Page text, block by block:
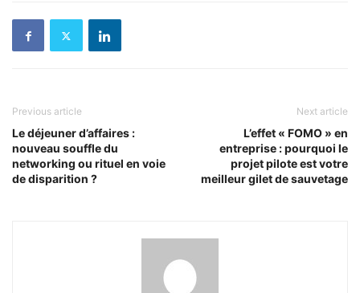
Previous article
Le déjeuner d’affaires :
nouveau souffle du
networking ou rituel en voie
de disparition ?
Next article
L’effet « FOMO » en
entreprise : pourquoi le
projet pilote est votre
meilleur gilet de sauvetage